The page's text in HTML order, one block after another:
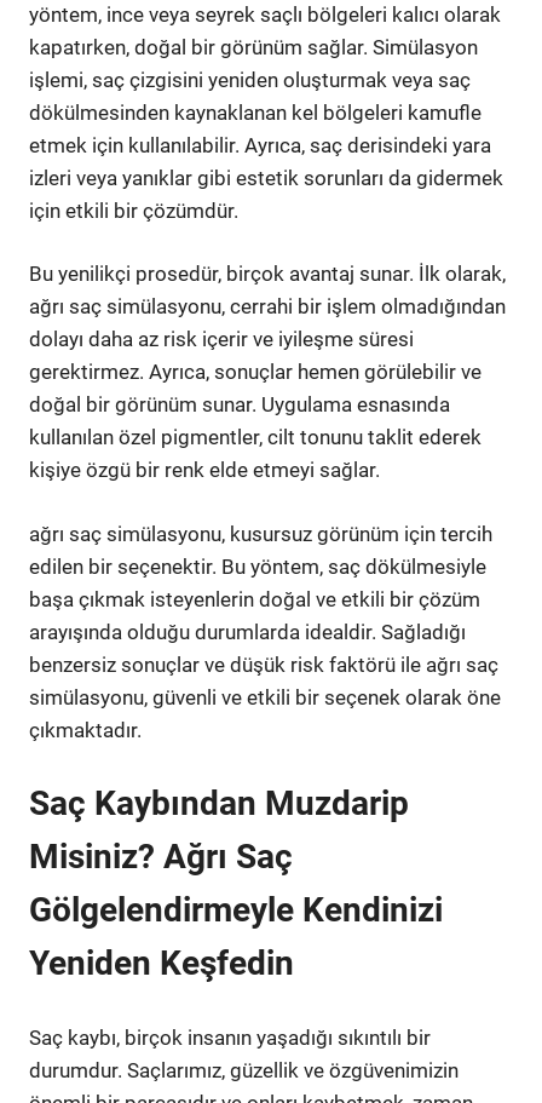
yöntem, ince veya seyrek saçlı bölgeleri kalıcı olarak
kapatırken, doğal bir görünüm sağlar. Simülasyon
işlemi, saç çizgisini yeniden oluşturmak veya saç
dökülmesinden kaynaklanan kel bölgeleri kamufle
etmek için kullanılabilir. Ayrıca, saç derisindeki yara
izleri veya yanıklar gibi estetik sorunları da gidermek
için etkili bir çözümdür.
Bu yenilikçi prosedür, birçok avantaj sunar. İlk olarak,
ağrı saç simülasyonu, cerrahi bir işlem olmadığından
dolayı daha az risk içerir ve iyileşme süresi
gerektirmez. Ayrıca, sonuçlar hemen görülebilir ve
doğal bir görünüm sunar. Uygulama esnasında
kullanılan özel pigmentler, cilt tonunu taklit ederek
kişiye özgü bir renk elde etmeyi sağlar.
ağrı saç simülasyonu, kusursuz görünüm için tercih
edilen bir seçenektir. Bu yöntem, saç dökülmesiyle
başa çıkmak isteyenlerin doğal ve etkili bir çözüm
arayışında olduğu durumlarda idealdir. Sağladığı
benzersiz sonuçlar ve düşük risk faktörü ile ağrı saç
simülasyonu, güvenli ve etkili bir seçenek olarak öne
çıkmaktadır.
Saç Kaybından Muzdarip
Misiniz? Ağrı Saç
Gölgelendirmeyle Kendinizi
Yeniden Keşfedin
Saç kaybı, birçok insanın yaşadığı sıkıntılı bir
durumdur. Saçlarımız, güzellik ve özgüvenimizin